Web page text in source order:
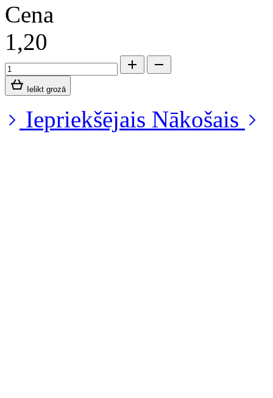
Cena
1,20
Ielikt grozā
Iepriekšējais Nākošais